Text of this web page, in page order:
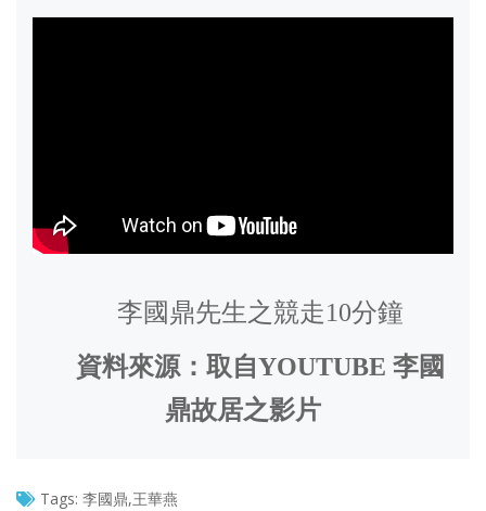
李國鼎先生之競走10分鐘
資料來源：取自YOUTUBE 李國
鼎故居之影片
Tags: 李國鼎,王華燕